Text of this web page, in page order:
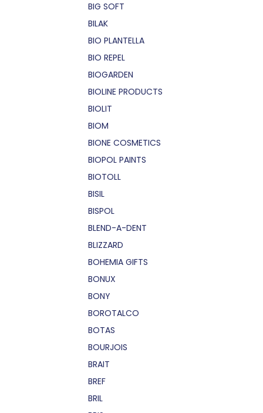
BIG SOFT
BILAK
BIO PLANTELLA
BIO REPEL
BIOGARDEN
BIOLINE PRODUCTS
BIOLIT
BIOM
BIONE COSMETICS
BIOPOL PAINTS
BIOTOLL
BISIL
BISPOL
BLEND-A-DENT
BLIZZARD
BOHEMIA GIFTS
BONUX
BONY
BOROTALCO
BOTAS
BOURJOIS
BRAIT
BREF
BRIL